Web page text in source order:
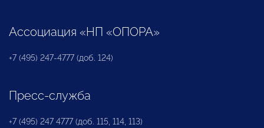
Ассоциация «НП «ОПОРА»
+7 (495) 247-4777 (доб. 124)
Пресс-служба
+7 (495) 247 4777 (доб. 115, 114, 113)